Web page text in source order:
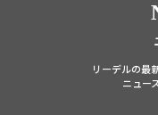
リーデルの最
ニュー